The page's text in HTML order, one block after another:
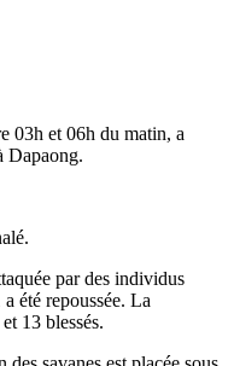
03h et 06h du matin, a
Dapaong.
par des individus
été repoussée. La
13 blessés.